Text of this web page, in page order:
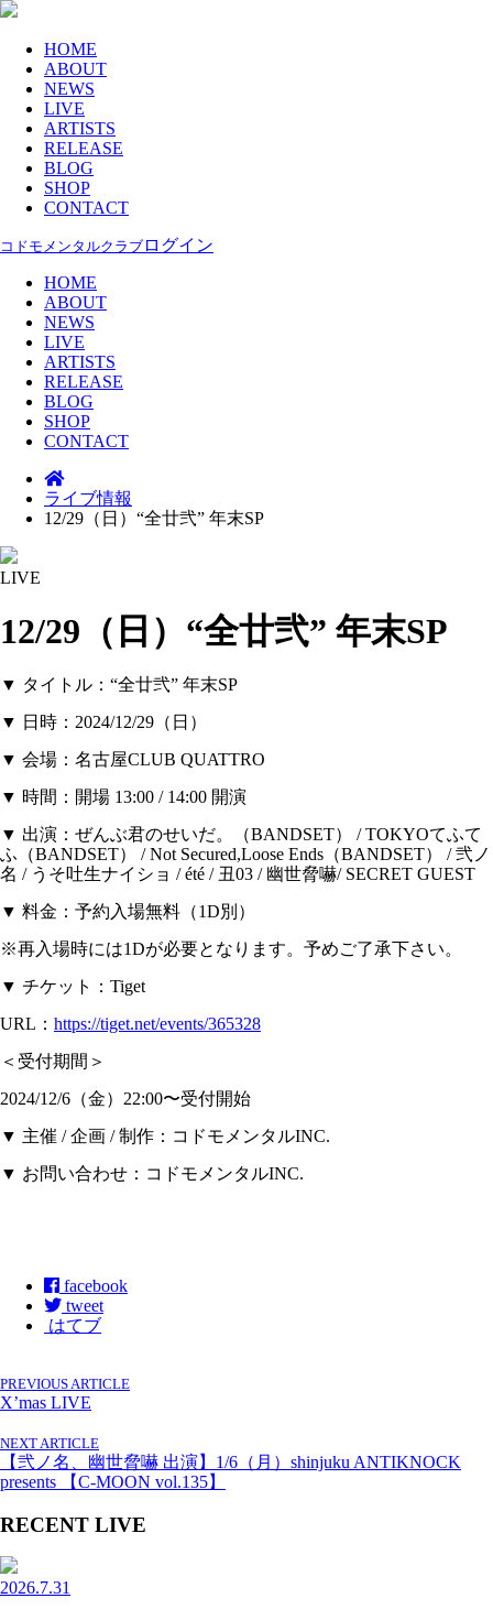
HOME
ABOUT
NEWS
LIVE
ARTISTS
RELEASE
BLOG
SHOP
CONTACT
コドモメンタルクラブ ログイン
HOME
ABOUT
NEWS
LIVE
ARTISTS
RELEASE
BLOG
SHOP
CONTACT
ライブ情報
12/29（日）“全廿弐” 年末SP
LIVE
12/29（日）“全廿弐” 年末SP
▼ タイトル：“全廿弐” 年末SP
▼ 日時：2024/12/29（日）
▼ 会場：名古屋CLUB QUATTRO
▼ 時間：開場 13:00 / 14:00 開演
▼ 出演：ぜんぶ君のせいだ。（BANDSET） / TOKYOてふて
ふ（BANDSET） / Not Secured,Loose Ends（BANDSET） / 弐ノ
名 / うそ吐生ナイショ / été / 丑03 / 幽世脅嚇/ SECRET GUEST
▼ 料金：予約入場無料（1D別）
※再入場時には1Dが必要となります。予めご了承下さい。
▼ チケット：Tiget
URL： https://tiget.net/events/365328
＜受付期間＞
2024/12/6（金）22:00〜受付開始
▼ 主催 / 企画 / 制作：コドモメンタルINC.
▼ お問い合わせ：コドモメンタルINC.
facebook
tweet
はてブ
PREVIOUS ARTICLE
X’mas LIVE
NEXT ARTICLE
【弐ノ名、幽世脅嚇 出演】1/6（月）shinjuku ANTIKNOCK
presents 【C-MOON vol.135】
RECENT LIVE
2026.7.31